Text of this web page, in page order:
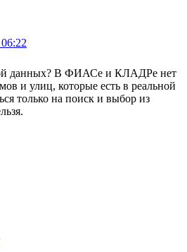
данных? В ФИАСе и КЛАДРе нет
и улиц, которые есть в реальной
только на поиск и выбор из